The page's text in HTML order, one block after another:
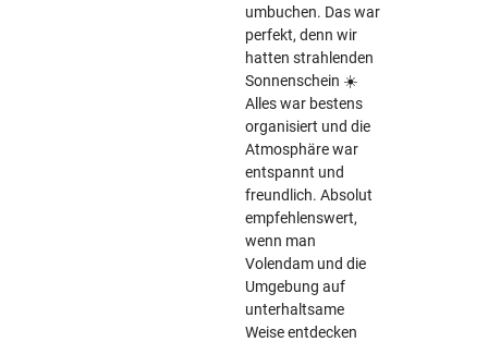
umbuchen. Das war
perfekt, denn wir
hatten strahlenden
Sonnenschein ☀️
Alles war bestens
organisiert und die
Atmosphäre war
entspannt und
freundlich. Absolut
empfehlenswert,
wenn man
Volendam und die
Umgebung auf
unterhaltsame
Weise entdecken